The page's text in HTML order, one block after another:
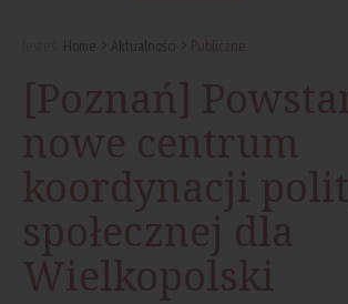
Home Aktualności Publiczne
[Poznań]
nowe centrum
koordynacji
społecznej dla
Wielkopolski